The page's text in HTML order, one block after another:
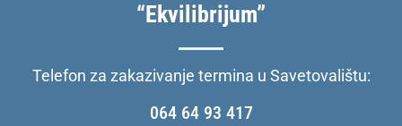
“Ekvilibrijum”
Telefon za zakazivanje termina u Savetovalištu:
064 64 93 417